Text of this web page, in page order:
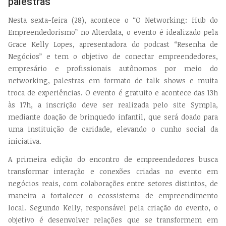
Nesta sexta-feira (28), acontece o “O Networking: Hub do
Empreendedorismo” no Alterdata, o evento é idealizado pela
Grace Kelly Lopes, apresentadora do podcast “Resenha de
Negócios” e tem o objetivo de conectar empreendedores,
empresário e profissionais autônomos por meio do
networking, palestras em formato de talk shows e muita
troca de experiências. O evento é gratuito e acontece das 13h
às 17h, a inscrição deve ser realizada pelo site Sympla,
mediante doação de brinquedo infantil, que será doado para
uma instituição de caridade, elevando o cunho social da
iniciativa.
A primeira edição do encontro de empreendedores busca
transformar interação e conexões criadas no evento em
negócios reais, com colaborações entre setores distintos, de
maneira a fortalecer o ecossistema de empreendimento
local. Segundo Kelly, responsável pela criação do evento, o
objetivo é desenvolver relações que se transformem em